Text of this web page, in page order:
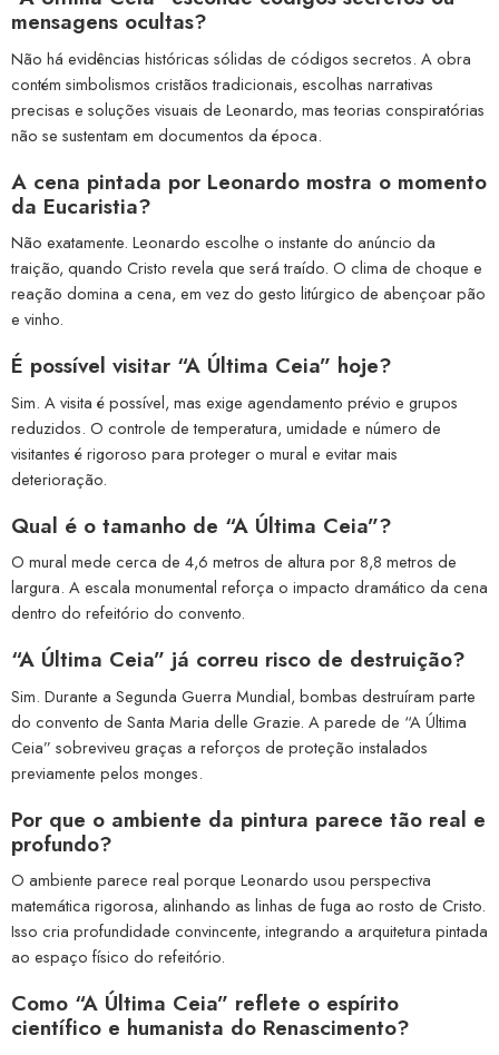
mensagens ocultas?
Não há evidências históricas sólidas de códigos secretos. A obra
contém simbolismos cristãos tradicionais, escolhas narrativas
precisas e soluções visuais de Leonardo, mas teorias conspiratórias
não se sustentam em documentos da época.
A cena pintada por Leonardo mostra o momento
da Eucaristia?
Não exatamente. Leonardo escolhe o instante do anúncio da
traição, quando Cristo revela que será traído. O clima de choque e
reação domina a cena, em vez do gesto litúrgico de abençoar pão
e vinho.
É possível visitar “A Última Ceia” hoje?
Sim. A visita é possível, mas exige agendamento prévio e grupos
reduzidos. O controle de temperatura, umidade e número de
visitantes é rigoroso para proteger o mural e evitar mais
deterioração.
Qual é o tamanho de “A Última Ceia”?
O mural mede cerca de 4,6 metros de altura por 8,8 metros de
largura. A escala monumental reforça o impacto dramático da cena
dentro do refeitório do convento.
“A Última Ceia” já correu risco de destruição?
Sim. Durante a Segunda Guerra Mundial, bombas destruíram parte
do convento de Santa Maria delle Grazie. A parede de “A Última
Ceia” sobreviveu graças a reforços de proteção instalados
previamente pelos monges.
Por que o ambiente da pintura parece tão real e
profundo?
O ambiente parece real porque Leonardo usou perspectiva
matemática rigorosa, alinhando as linhas de fuga ao rosto de Cristo.
Isso cria profundidade convincente, integrando a arquitetura pintada
ao espaço físico do refeitório.
Como “A Última Ceia” reflete o espírito
científico e humanista do Renascimento?